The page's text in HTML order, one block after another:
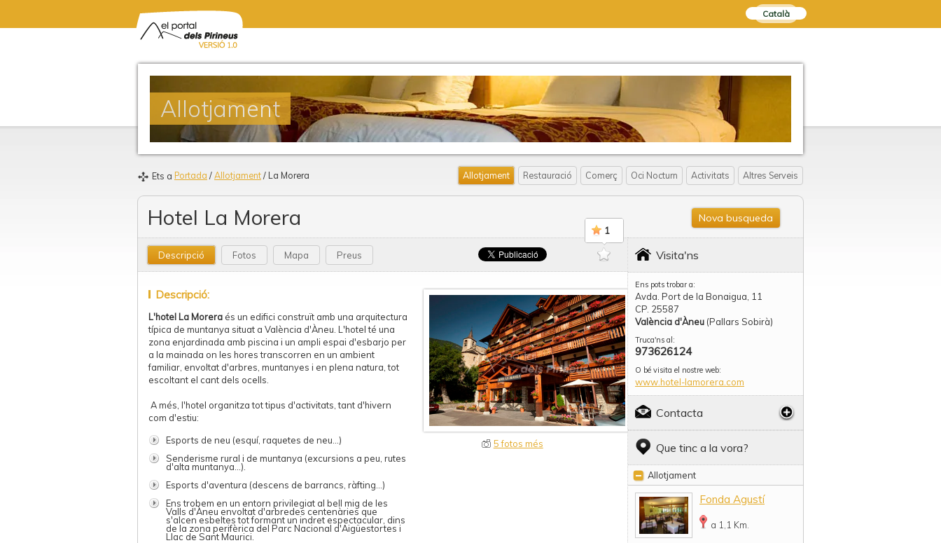
Català
Allotjament
Ets a Portada / Allotjament / La Morera Allotjament Restauració Comerç Oci Nocturn Activitats Altres Serveis
Hotel La Morera
1
Nova busqueda
Descripció Fotos Mapa Preus
Descripció:
L'hotel La Morera és un edifici construït amb una arquitectura
típica de muntanya situat a València d'Àneu. L'hotel té una
zona enjardinada amb piscina i un ampli espai d'esbarjo per
a la mainada on les hores transcorren en un ambient
familiar, envoltat d'arbres, muntanyes i en plena natura, tot
escoltant el cant dels ocells.
A més, l'hotel organitza tot tipus d'activitats, tant d'hivern
com d'estiu:
Esports de neu (esquí, raquetes de neu...)
Senderisme rural i de muntanya (excursions a peu, rutes
d'alta muntanya...).
Esports d'aventura (descens de barrancs, ràfting...)
Ens trobem en un entorn privilegiat al bell mig de les
Valls d'Àneu envoltat d'arbredes centenàries que
s'alcen esbeltes tot formant un indret espectacular, dins
de la zona perifèrica del Parc Nacional d'Aigüestortes i
Llac de Sant Maurici.
5 fotos més
Visita'ns
Ens pots trobar a:
Avda. Port de la Bonaigua, 11
CP. 25587
València d'Àneu (Pallars Sobirà)
Truca'ns al:
973626124
O bé visita el nostre web:
www.hotel-lamorera.com
Contacta
Que tinc a la vora?
Allotjament
Fonda Agustí
a 1,1 Km.